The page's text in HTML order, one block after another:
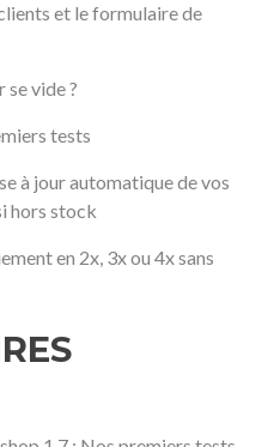
et le formulaire de
se vide ?
tests
à jour automatique de vos
hors stock
en 2x, 3x ou 4x sans